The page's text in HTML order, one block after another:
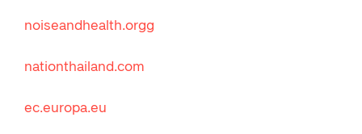
noiseandhealth.orgg
nationthailand.com
ec.europa.eu